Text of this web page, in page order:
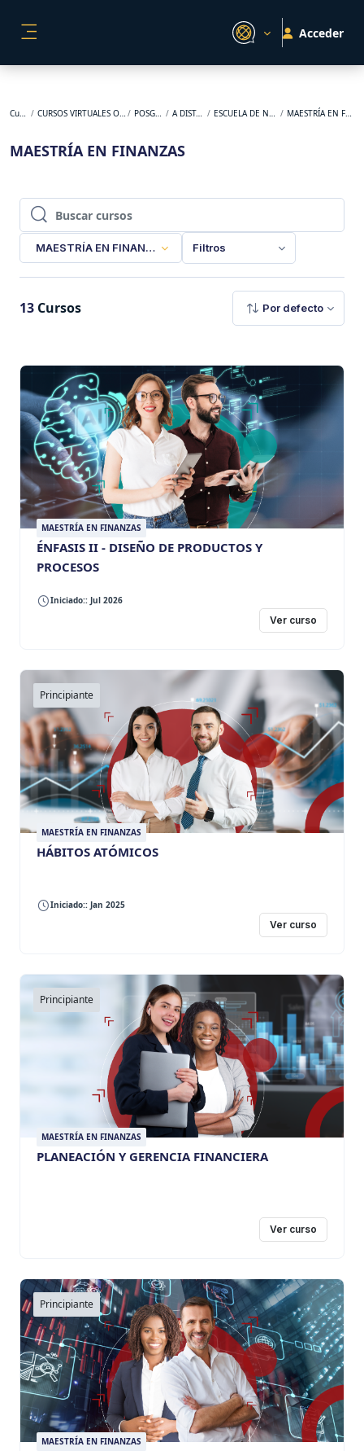
Acceder
Cursos CURSOS VIRTUALES ORIGINALES POSGRADO A DISTANCIA ESCUELA DE NEGOCIOS MAESTRÍA EN FINANZAS
MAESTRÍA EN FINANZAS
Buscar cursos
Buscar cursos
MAESTRÍA EN FINANZAS Filtros
13 Cursos Por defecto
MAESTRÍA EN FINANZAS
ÉNFASIS II - DISEÑO DE PRODUCTOS Y
PROCESOS
Iniciado:: Jul 2026
Ver curso
Principiante
MAESTRÍA EN FINANZAS
HÁBITOS ATÓMICOS
Iniciado:: Jan 2025
Ver curso
Principiante
MAESTRÍA EN FINANZAS
PLANEACIÓN Y GERENCIA FINANCIERA
Ver curso
Principiante
MAESTRÍA EN FINANZAS